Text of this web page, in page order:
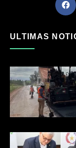
ULTIMAS